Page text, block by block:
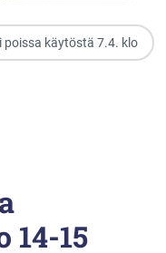
poissa käytöstä 7.4. klo
14-15